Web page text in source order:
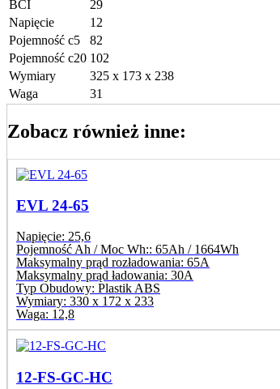
BCI
29
Napięcie
12
Pojemność c5
82
Pojemność c20 102
Wymiary
325 x 173 x 238
Waga
31
Zobacz również inne:
EVL 24-65
Napięcie: 25,6
Pojemność Ah / Moc Wh:: 65Ah / 1664Wh
Maksymalny prąd rozładowania: 65A
Maksymalny prąd ładowania: 30A
Typ Obudowy: Plastik ABS
Wymiary: 330 x 172 x 233
Waga: 12,8
12-FS-GC-HC